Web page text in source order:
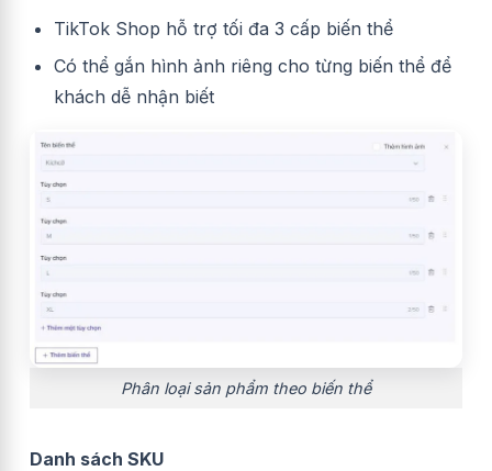
TikTok Shop hỗ trợ tối đa 3 cấp biến thể
Có thể gắn hình ảnh riêng cho từng biến thể để
khách dễ nhận biết
Phân loại sản phẩm theo biến thể
Danh sách SKU